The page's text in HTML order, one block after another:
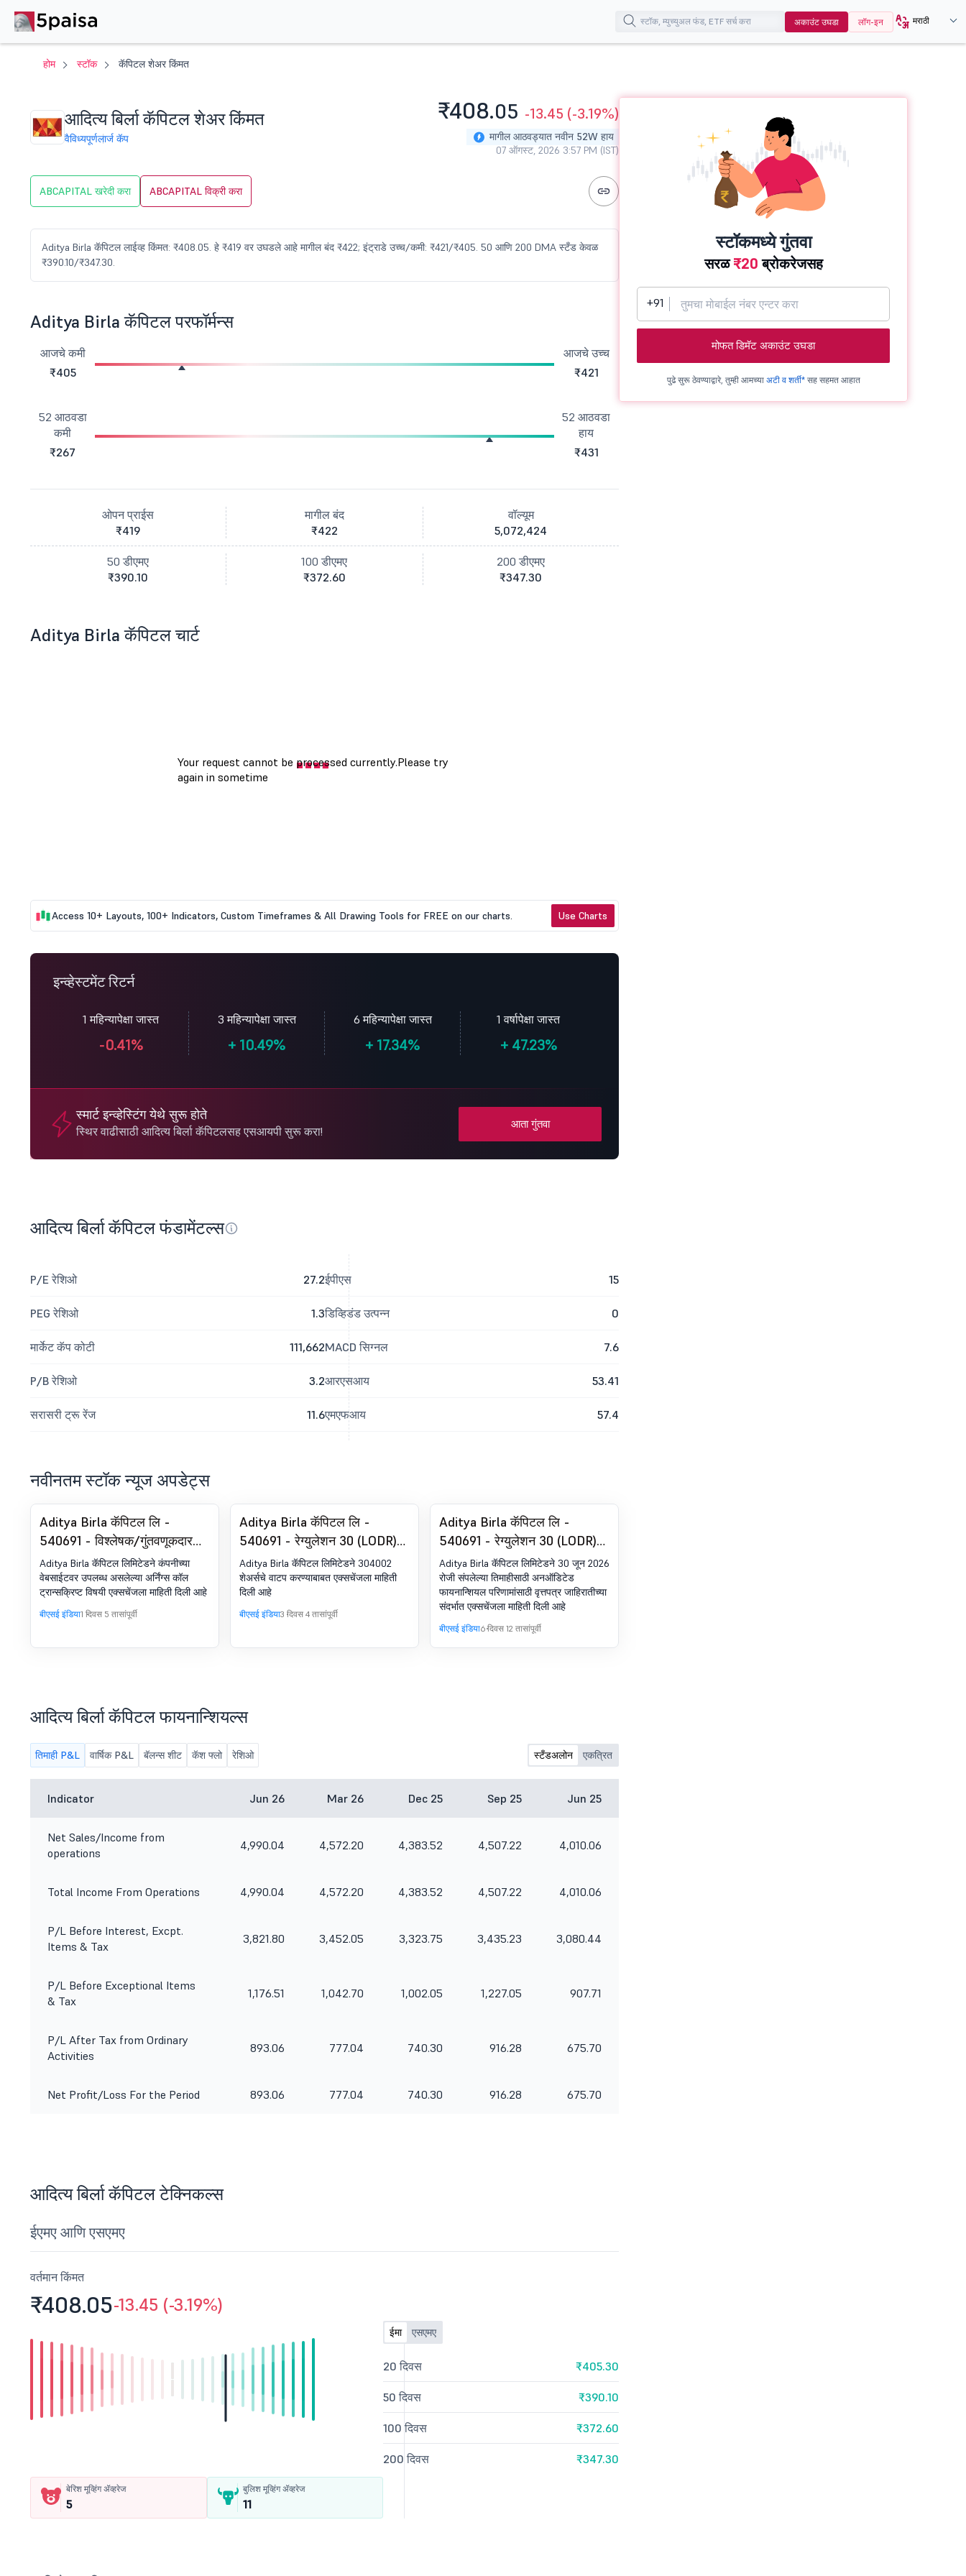
अकाउंट उघडा लॉग-इन मराठी
होम स्टॉक कॅपिटल शेअर किंमत
आदित्य बिर्ला कॅपिटल शेअर किंमत
वैविध्यपूर्णलार्ज कॅप
₹408.05 -13.45 (-3.19%)
मागील आठवड्यात नवीन 52W हाय
07 ऑगस्ट, 2026 3:57 PM (IST)
ABCAPITAL खरेदी करा ABCAPITAL विक्री करा
Aditya Birla कॅपिटल लाईव्ह किंमत: ₹408.05. हे ₹419 वर उघडले आहे मागील बंद ₹422; इंट्राडे उच्च/कमी: ₹421/₹405. 50 आणि 200 DMA स्टँड केवळ
₹390.10/₹347.30.
Aditya Birla कॅपिटल परफॉर्मन्स
आजचे कमी
₹405
आजचे उच्च
₹421
52 आठवडा
कमी
₹267
52 आठवडा
हाय
₹431
ओपन प्राईस
₹419
मागील बंद
₹422
वॉल्यूम
5,072,424
50 डीएमए
₹390.10
100 डीएमए
₹372.60
200 डीएमए
₹347.30
Aditya Birla कॅपिटल चार्ट
Access 10+ Layouts, 100+ Indicators, Custom Timeframes & All Drawing Tools for FREE on our charts. Use Charts
इन्व्हेस्टमेंट रिटर्न
1 महिन्यापेक्षा जास्त
-0.41%
3 महिन्यापेक्षा जास्त
+ 10.49%
6 महिन्यापेक्षा जास्त
+ 17.34%
1 वर्षापेक्षा जास्त
+47.23%
स्मार्ट इन्व्हेस्टिंग येथे सुरू होते
स्थिर वाढीसाठी आदित्य बिर्ला कॅपिटलसह एसआयपी सुरू करा!
आता गुंतवा
आदित्य बिर्ला कॅपिटल फंडामेंटल्स
P/E रेशिओ 27.2
PEG रेशिओ 1.3
मार्केट कॅप कोटी 111,662
P/B रेशिओ 3.2
सरासरी ट्रू रेंज 11.6
ईपीएस 15
डिव्हिडंड उत्पन्न 0
MACD सिग्नल 7.6
आरएसआय 53.41
एमएफआय 57.4
नवीनतम स्टॉक न्यूज अपडेट्स
Aditya Birla कॅपिटल लि -
540691 - विश्लेषक/गुंतवणूकदार
बैठक- ट्रान्सक्रिप्ट
Aditya Birla कॅपिटल लिमिटेडने कंपनीच्या
वेबसाईटवर उपलब्ध असलेल्या अर्निंग्स कॉल
ट्रान्सक्रिप्ट विषयी एक्सचेंजला माहिती दिली आहे
बीएसई इंडिया1 दिवस 5 तासांपूर्वी
Aditya Birla कॅपिटल लि -
540691 - रेग्युलेशन 30 (LODR)
अंतर्गत घोषणा - ESOP/ESP चे
वाटप
Aditya Birla कॅपिटल लिमिटेडने 304002
शेअर्सचे वाटप करण्याबाबत एक्सचेंजला माहिती
दिली आहे
बीएसई इंडिया3 दिवस 4 तासांपूर्वी
Aditya Birla कॅपिटल लि -
540691 - रेग्युलेशन 30 (LODR)
अंतर्गत घोषणा - न्यूजपेपर पब्लिकेशन
Aditya Birla कॅपिटल लिमिटेडने 30 जून 2026
रोजी संपलेल्या तिमाहीसाठी अनऑडिटेड
फायनान्शियल परिणामांसाठी वृत्तपत्र जाहिरातीच्या
संदर्भात एक्सचेंजला माहिती दिली आहे
बीएसई इंडिया6 दिवस 12 तासांपूर्वी
आदित्य बिर्ला कॅपिटल फायनान्शियल्स
तिमाही P&L वार्षिक P&L बॅलन्स शीट कॅश फ्लो रेशिओ स्टँडअलोन एकत्रित
Indicator Jun 26 Mar 26 Dec 25 Sep 25 Jun 25
Net Sales/Income from
operations
4,990.04 4,572.20 4,383.52 4,507.22 4,010.06
Total Income From Operations 4,990.04 4,572.20 4,383.52 4,507.22 4,010.06
P/L Before Interest, Excpt.
Items & Tax
3,821.80 3,452.05 3,323.75 3,435.23 3,080.44
P/L Before Exceptional Items
& Tax
1,176.51 1,042.70 1,002.05 1,227.05 907.71
P/L After Tax from Ordinary
Activities
893.06 777.04 740.30 916.28 675.70
Net Profit/Loss For the Period 893.06 777.04 740.30 916.28 675.70
आदित्य बिर्ला कॅपिटल टेक्निकल्स
ईएमए आणि एसएमए
वर्तमान किंमत
₹408.05-13.45 (-3.19%)
बेरिश मूव्हिंग ॲव्हरेज
5
बुलिश मूव्हिंग ॲव्हरेज
11
ईमा एसएमए
20 दिवस ₹405.30
50 दिवस ₹390.10
100 दिवस ₹372.60
200 दिवस ₹347.30
स्टॉकमध्ये गुंतवा
सरळ₹20ब्रोकरेजसह
+91
मोफत डिमॅट अकाउंट उघडा
पुढे सुरू ठेवण्याद्वारे, तुम्ही आमच्या अटी व शर्ती*सह सहमत आहात